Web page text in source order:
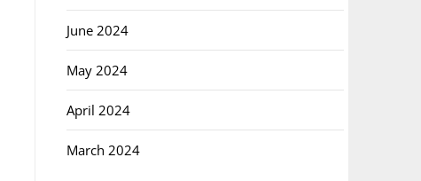
June 2024
May 2024
April 2024
March 2024